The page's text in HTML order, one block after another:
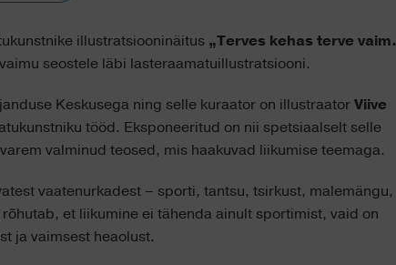
illustratsiooninäitus „Terves kehas terve vaim.
seostele läbi lasteraamatuillustratsiooni.
Keskusega ning selle kuraator on illustraatorViive
tööd. Eksponeeritud on nii spetsiaalselt selle
valminud teosed, mis haakuvad liikumise teemaga.
vaatenurkadest – sporti, tantsu, tsirkust, malemängu,
et liikumine ei tähenda ainult sportimist, vaid on
ja vaimsest heaolust.